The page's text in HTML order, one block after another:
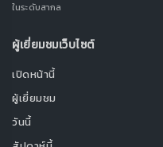
ในระดับสากล
ผู้เยี่ยมชมเว็บไซต์
เปิดหน้านี้
ผู้เยี่ยมชม
วันนี้